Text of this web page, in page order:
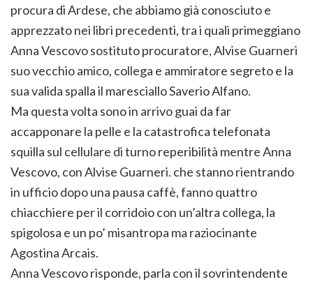
procura di Ardese, che abbiamo già conosciuto e
apprezzato nei libri precedenti, tra i quali primeggiano
Anna Vescovo sostituto procuratore, Alvise Guarneri
suo vecchio amico, collega e ammiratore segreto e la
sua valida spalla il maresciallo Saverio Alfano.
Ma questa volta sono in arrivo guai da far
accapponare la pelle e la catastrofica telefonata
squilla sul cellulare di turno reperibilità mentre Anna
Vescovo, con Alvise Guarneri. che stanno rientrando
in ufficio dopo una pausa caffè, fanno quattro
chiacchiere per il corridoio con un’altra collega, la
spigolosa e un po’ misantropa ma raziocinante
Agostina Arcais.
Anna Vescovo risponde, parla con il sovrintendente